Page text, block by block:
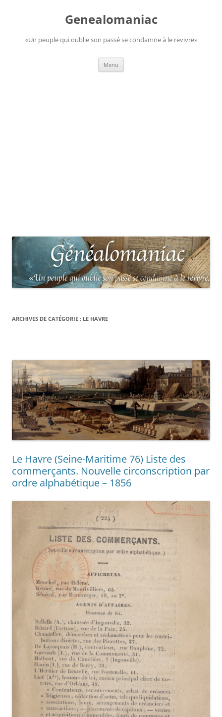
Genealomaniac
«Un peuple qui oublie son passé se condamne à le revivre»
Menu
ARCHIVES DE CATÉGORIE : LE HAVRE
Le Havre (Seine-Maritime 76) Liste des
commerçants. Nouvelle circonscription par
ordre alphabétique – 1856